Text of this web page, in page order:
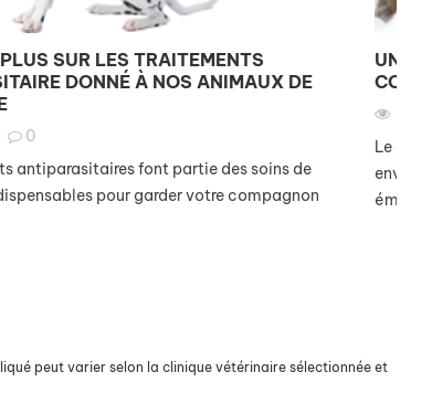
SUR LES TRAITEMENTS
DONNÉ À NOS ANIMAUX DE
0
antiparasitaires font partie des soins de
pour garder votre compagnon
UN
Le
peut varier selon la clinique vétérinaire sélectionnée et